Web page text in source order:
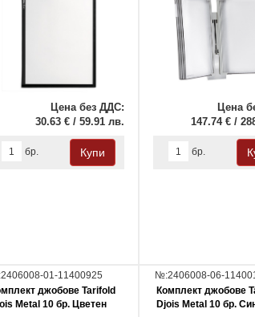
Цена без ДДС:
30.63 € / 59.91 лв.
бр.
Цена
147.74 € /
бр.
01-11400925
джобове Tarifold
Metal 10 бр. Цветен
№:2406008-06-
Комплект джобове
Djois Metal 10 бр.